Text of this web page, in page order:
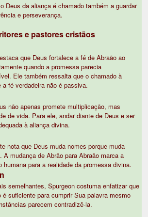
Deus da aliança é chamado também a guardar
e perseverança.
e pastores cristãos
que Deus fortalece a fé de Abraão ao
quando a promessa parecia
Ele também ressalta que o chamado à
a fé verdadeira não é passiva.
não apenas promete multiplicação, mas
de vida. Para ele, andar diante de Deus e ser
à aliança divina.
nota que Deus muda nomes porque muda
A mudança de Abrão para Abraão marca a
humana para a realidade da promessa divina.
semelhantes, Spurgeon costuma enfatizar que
é suficiente para cumprir Sua palavra mesmo
parecem contradizê-la.